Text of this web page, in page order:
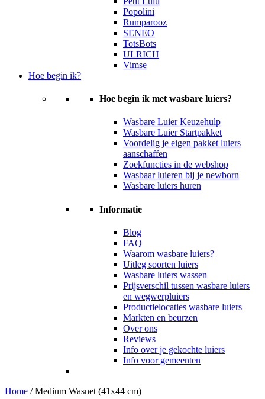
Popolini
Rumparooz
SENEO
TotsBots
ULRICH
Vimse
Hoe begin ik?
Hoe begin ik met wasbare luiers?
Wasbare Luier Keuzehulp
Wasbare Luier Startpakket
Voordelig je eigen pakket luiers
aanschaffen
Zoekfuncties in de webshop
Wasbaar luieren bij je newborn
Wasbare luiers huren
Informatie
Blog
FAQ
Waarom wasbare luiers?
Uitleg soorten luiers
Wasbare luiers wassen
Prijsverschil tussen wasbare luiers
en wegwerpluiers
Productielocaties wasbare luiers
Markten en beurzen
Over ons
Reviews
Info over je gekochte luiers
Info voor gemeenten
Home /Medium Wasnet (41x44 cm)